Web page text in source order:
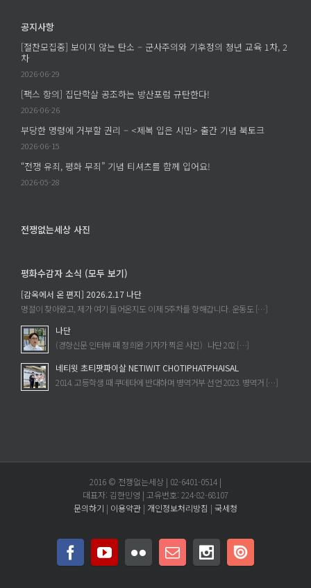
공지사항
[절찬모집중] 보이지 않는 탄소 – 군사주의와 기후정의 청년 교육 1차, 2
차
2026-06-29
[팩스 항의] 집단학살 공조하는 방산포럼 규탄한다!
2026-06-26
부당한 명령에 거부할 권리 – <제복 입은 시민> 출간 기념 북토크
2026-06-15
“전쟁 유죄, 평화 무죄” 기념 티셔츠를 함께 입어요!
2026-05-28
전쟁없는세상 사진
평화수감자 소식 (모두 보기)
[감옥에서 온 편지] 2026.2.17 나단
명절이 찾아왔고, 제가 여기 들어온지도 이제 5주차를 향해갑니다. 운동도 […]
나단
(경향신문 인터뷰 때 정희완 기자가 찍은 사진) 나단 202 […]
네티윗 초티팟파이살 NETIWIT CHOTIPHATPHAISAL
2014. 고등학생 때 쿠데타에 반대하며 병역거부 선언 2023. 병역거 […]
2016 © 전쟁없는세상 | 02-6401-0514 |
대표자: 김한민영 | 고유번호: 224-82-68107
문의하기 | 이용약관 | 개인정보처리방침 | 국세청